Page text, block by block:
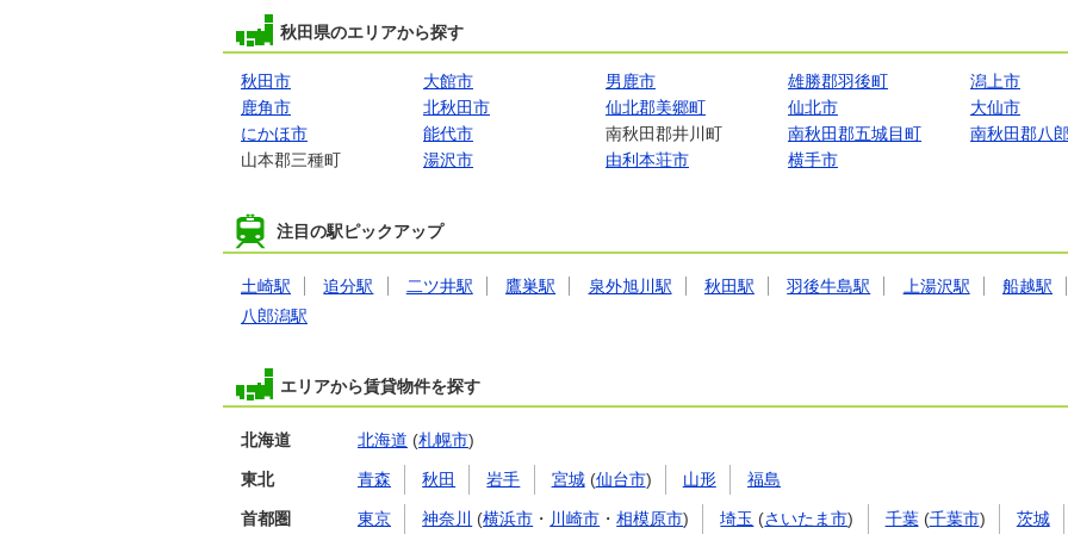
秋田県のエリアから探す
秋田市 大館市 男鹿市 雄勝郡羽後町
潟上市
鹿角市
北秋田市 仙北郡美郷町 仙北市
大仙市
にかほ市
能代市 南秋田郡井川町 南秋田郡五城目町
南秋田郡八
山本郡三種町
湯沢市 由利本荘市 横手市
注目の駅ピックアップ
土崎駅 追分駅 二ツ井駅 鷹巣駅 泉外旭川駅 秋田駅 羽後牛島駅 上湯沢駅
船越駅
八郎潟駅
エリアから賃貸物件を探す
北海道 北海道 (札幌市)
東北 青森 秋田 岩手 宮城(仙台市) 山形 福島
首都圏 東京 神奈川 (横浜市 ・ 川崎市 ・相模原市) 埼玉 (さいたま市) 千葉(千葉市) 茨城